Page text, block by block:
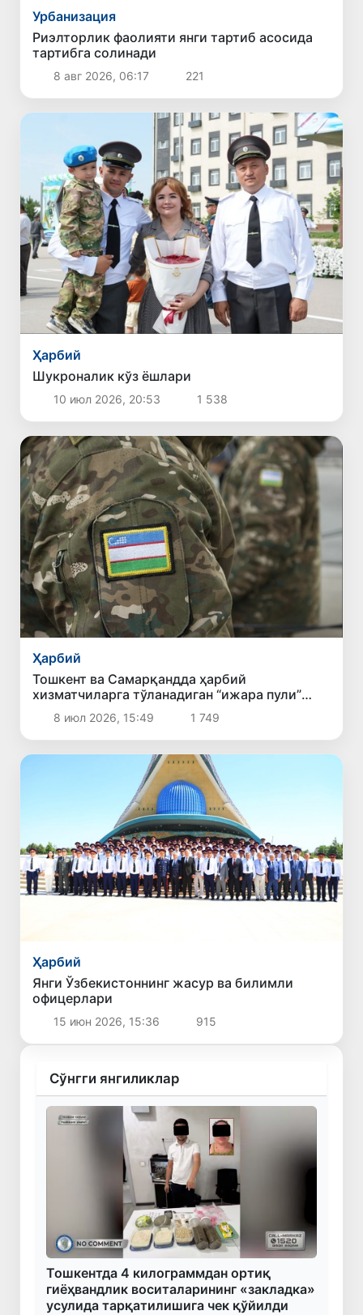
Урбанизация
Риэлторлик фаолияти янги тартиб асосида
тартибга солинади
8 авг 2026, 06:17 221
Ҳарбий
Шукроналик кўз ёшлари
10 июл 2026, 20:53 1 538
Ҳарбий
Тошкент ва Самарқандда ҳарбий
хизматчиларга тўланадиган “ижара пули”
оширилади
8 июл 2026, 15:49 1 749
Ҳарбий
Янги Ўзбекистоннинг жасур ва билимли
офицерлари
15 июн 2026, 15:36 915
Сўнгги янгиликлар
Тошкентда 4 килограммдан ортиқ
гиёҳвандлик воситаларининг «закладка»
усулида тарқатилишига чек қўйилди